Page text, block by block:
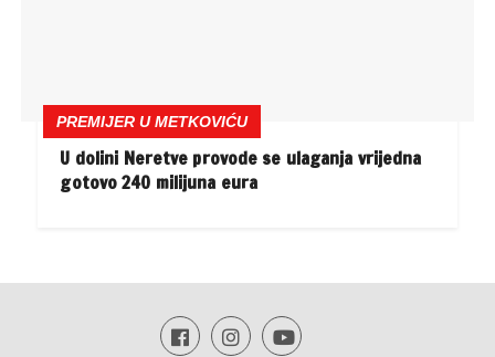
PREMIJER U METKOVIĆU
U dolini Neretve provode se ulaganja vrijedna
gotovo 240 milijuna eura